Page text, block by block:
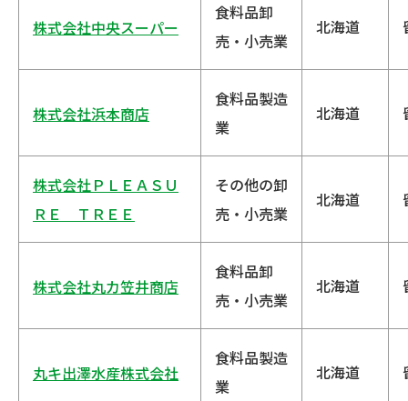
株式会社中央スーパー
食料品卸
売・小売業
北海道
株式会社浜本商店
食料品製造
業
北海道
株式会社ＰＬＥＡＳＵ
ＲＥ ＴＲＥＥ
その他の卸
売・小売業
北海道
株式会社丸カ笠井商店
食料品卸
売・小売業
北海道
丸キ出澤水産株式会社
食料品製造
業
北海道